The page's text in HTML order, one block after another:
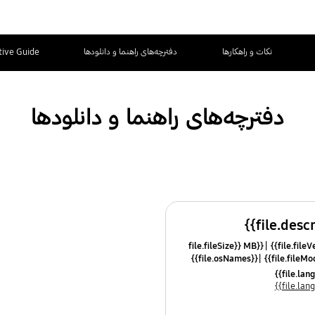
نکات و راهکارها دفترچه‌های راهنما و دانلودها Guide
دفترچه‌های راهنما و دانلودها
{{file.fileSize}} MB
{{file.osNames}}